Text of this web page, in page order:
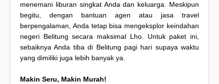
menemani liburan singkat Anda dan keluarga. Meskipun
begitu, dengan bantuan agen atau jasa travel
berpengalaman, Anda tetap bisa mengeksplor keindahan
negeri Belitung secara maksimal Lho. Untuk paket ini,
sebaiknya Anda tiba di Belitung pagi hari supaya waktu
yang dimiliki juga lebih banyak ya.
Makin Seru, Makin Murah!